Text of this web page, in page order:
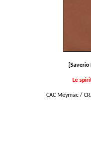
[Saverio
Le
CAC Meymac /